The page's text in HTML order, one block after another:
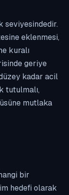
seviyesindedir.
eklenmesi,
kuralı
geriye
kadar acil
tutulmalı,
mutlaka
bir
hedefi olarak